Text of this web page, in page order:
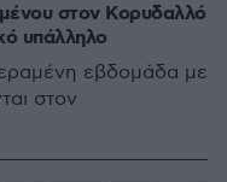
στον Κορυδαλλό
υπάλληλο
εβδομάδα με
στον